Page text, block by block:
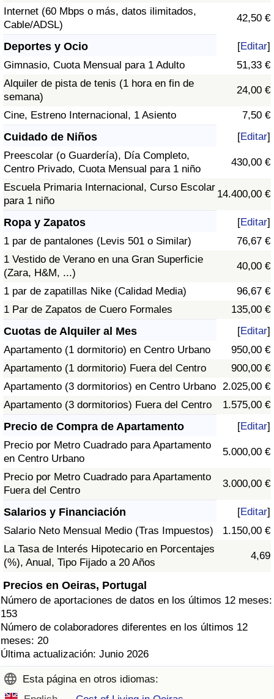
Internet (60 Mbps o más, datos ilimitados,
Cable/ADSL)
42,50 €
Deportes y Ocio [Editar]
Gimnasio, Cuota Mensual para 1 Adulto
51,33 €
Alquiler de pista de tenis (1 hora en fin de
semana)
24,00 €
Cine, Estreno Internacional, 1 Asiento 7,50 €
Cuidado de Niños [Editar]
Preescolar (o Guardería), Día Completo,
Centro Privado, Cuota Mensual para 1 niño
430,00 €
Escuela Primaria Internacional, Curso Escolar
para 1 niño
14.400,00 €
Ropa y Zapatos [Editar]
1 par de pantalones (Levis 501 o Similar)
76,67 €
1 Vestido de Verano en una Gran Superficie
(Zara, H&M, ...)
40,00 €
1 par de zapatillas Nike (Calidad Media)
96,67 €
1 Par de Zapatos de Cuero Formales
135,00 €
Cuotas de Alquiler al Mes [Editar]
Apartamento (1 dormitorio) en Centro Urbano
950,00 €
Apartamento (1 dormitorio) Fuera del Centro
900,00 €
Apartamento (3 dormitorios) en Centro Urbano 2.025,00 €
Apartamento (3 dormitorios) Fuera del Centro
1.575,00 €
Precio de Compra de Apartamento [Editar]
Precio por Metro Cuadrado para Apartamento
en Centro Urbano
5.000,00 €
Precio por Metro Cuadrado para Apartamento
Fuera del Centro
3.000,00 €
Salarios y Financiación [Editar]
Salario Neto Mensual Medio (Tras Impuestos)
1.150,00 €
La Tasa de Interés Hipotecario en Porcentajes
(%), Anual, Tipo Fijado a 20 Años
4,69
Precios en Oeiras, Portugal
Número de aportaciones de datos en los últimos 12 meses:
153
Número de colaboradores diferentes en los últimos 12
meses: 20
Última actualización: Junio 2026
Esta página en otros idiomas: